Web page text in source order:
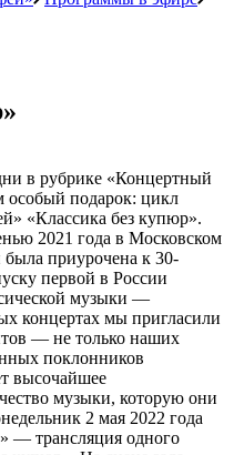
в рубрике «Концертный
особый подарок: цикл
«Классика без купюр».
2021 года в Московском
приурочена к 30-
первой в России
музыки —
концертах мы пригласили
— не только наших
поклонников
высочайшее
музыки, которую они
2 мая 2022 года
— трансляция одного